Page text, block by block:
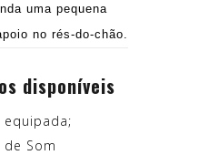
uma pequena
no rés-do-chão.
disponíveis
equipada;
de Som